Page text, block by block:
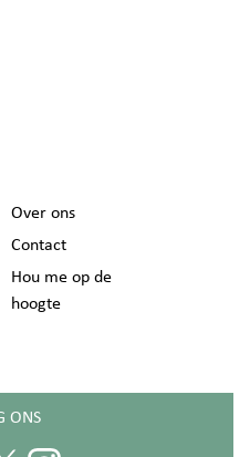
Over ons
Contact
Hou me op de
hoogte
ONS